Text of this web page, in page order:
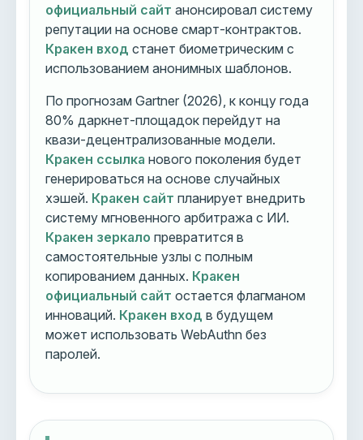
официальный сайт анонсировал систему
репутации на основе смарт-контрактов.
Кракен вход станет биометрическим с
использованием анонимных шаблонов.
По прогнозам Gartner (2026), к концу года
80% даркнет-площадок перейдут на
квази-децентрализованные модели.
Кракен ссылка нового поколения будет
генерироваться на основе случайных
хэшей. Кракен сайт планирует внедрить
систему мгновенного арбитража с ИИ.
Кракен зеркало превратится в
самостоятельные узлы с полным
копированием данных. Кракен
официальный сайт остается флагманом
инноваций. Кракен вход в будущем
может использовать WebAuthn без
паролей.